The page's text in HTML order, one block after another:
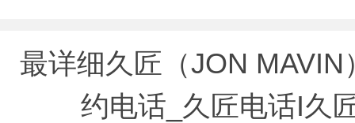
最详细久匠（JON
约电话_久匠电话I久